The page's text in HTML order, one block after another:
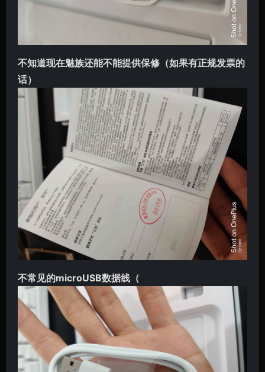
不知道现在魅族还能不能提供保修（如果有正规发票的
话）
不常见的microUSB数据线（